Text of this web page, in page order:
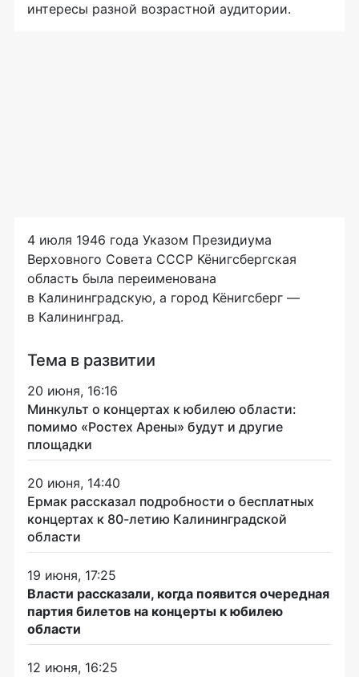
интересы разной возрастной аудитории.
4 июля 1946 года Указом Президиума
Верховного Совета СССР Кёнигсбергская
область была переименована
в Калининградскую, а город Кёнигсберг —
в Калининград.
Тема в развитии
20 июня, 16:16
Минкульт о концертах к юбилею области:
помимо «Ростех Арены» будут и другие
площадки
20 июня, 14:40
Ермак рассказал подробности о бесплатных
концертах к 80-летию Калининградской
области
19 июня, 17:25
Власти рассказали, когда появится очередная
партия билетов на концерты к юбилею
области
12 июня, 16:25